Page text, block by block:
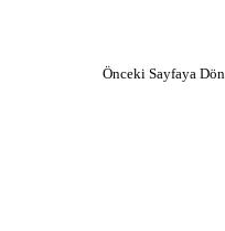
Önceki Sayfaya Dön